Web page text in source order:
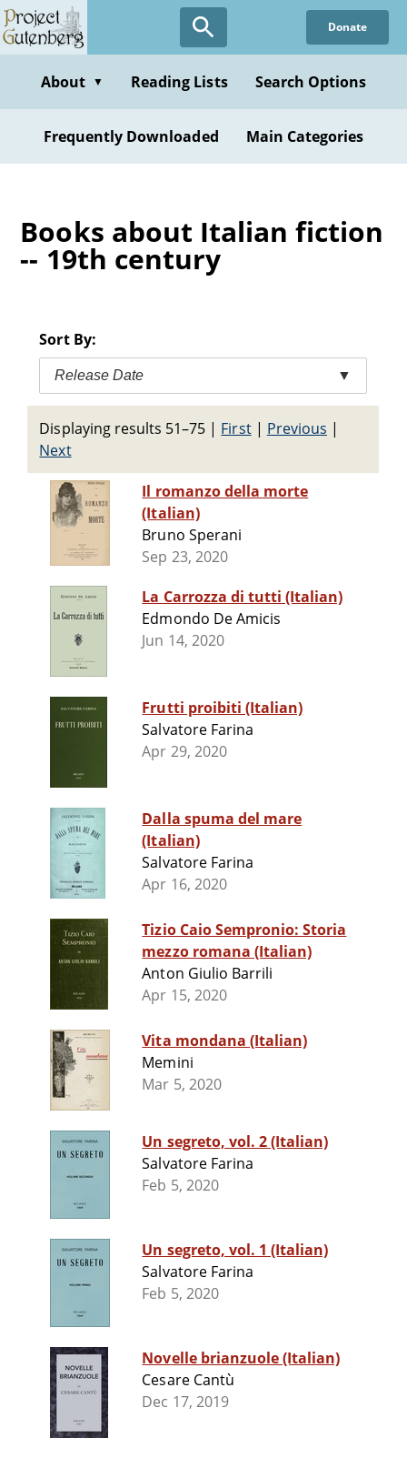
Skip
to
content
Donate
About ▼ Reading Lists Search Options
Frequently Downloaded Main Categories
Books about Italian fiction
-- 19th century
Sort By:
Release Date ▼
Displaying results 51–75 | First| Previous |
Next
Il romanzo della morte
(Italian)
Bruno Sperani
Sep 23, 2020
La Carrozza di tutti (Italian)
Edmondo De Amicis
Jun 14, 2020
Frutti proibiti (Italian)
Salvatore Farina
Apr 29, 2020
Dalla spuma del mare
(Italian)
Salvatore Farina
Apr 16, 2020
Tizio Caio Sempronio: Storia
mezzo romana (Italian)
Anton Giulio Barrili
Apr 15, 2020
Vita mondana (Italian)
Memini
Mar 5, 2020
Un segreto, vol. 2 (Italian)
Salvatore Farina
Feb 5, 2020
Un segreto, vol. 1 (Italian)
Salvatore Farina
Feb 5, 2020
Novelle brianzuole (Italian)
Cesare Cantù
Dec 17, 2019